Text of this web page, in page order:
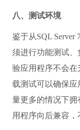
八、测试环境
鉴于从SQL Server
须进行功能测试
验应用程序不会在
载测试可以确保
量更多的情况下
用程序向后兼容，